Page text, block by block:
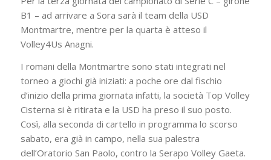
B1 – ad arrivare a Sora sarà il team della USD
Montmartre, mentre per la quarta è atteso il
Volley4Us Anagni.
I romani della Montmartre sono stati integrati nel
torneo a giochi già iniziati: a poche ore dal fischio
d’inizio della prima giornata infatti, la società Top Volley
Cisterna si è ritirata e la USD ha preso il suo posto.
Così, alla seconda di cartello in programma lo scorso
sabato, era già in campo, nella sua palestra
dell’Oratorio San Paolo, contro la Serapo Volley Gaeta.